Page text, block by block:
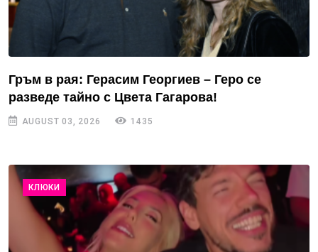
Гръм в рая: Герасим Георгиев – Геро се
разведе тайно с Цвета Гагарова!
AUGUST 03, 2026 1435
КЛЮКИ